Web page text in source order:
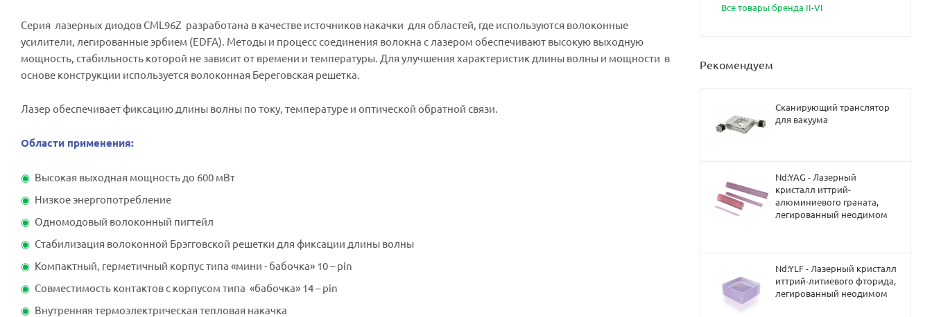
Серия лазерных диодов CML 96Z разработана в качестве источников накачки для областей, где используются волоконные
усилители, легированные эрбием (EDFA). Методы и процесс соединения волокна с лазером обеспечивают высокую выходную
мощность, стабильность которой не зависит от времени и температуры. Для улучшения характеристик длины волны и мощности в
основе конструкции используется волоконная Береговская решетка.
Лазер обеспечивает фиксацию длины волны по току, температуре и оптической обратной связи.
Области применения:
Высокая выходная мощность до 600 мВт
Низкое энергопотребление
Одномодовый волоконный пигтейл
Стабилизация волоконной Брэгговской решетки для фиксации длины волны
Компактный, герметичный корпус типа «мини - бабочка» 10 – pin
Совместимость контактов с корпусом типа «бабочка» 14 – pin
Внутренняя термоэлектрическая тепловая накачка
Все товары бренда II-VI
Рекомендуем
Сканирующий транслятор
для вакуума
Nd:YAG - Лазерный
кристалл иттрий-
алюминиевого граната,
легированный неодимом
Nd:YLF - Лазерный кристалл
иттрий-литиевого фторида,
легированный неодимом